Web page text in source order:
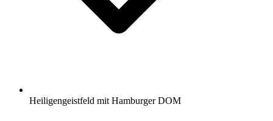
Heiligengeistfeld mit Hamburger DOM